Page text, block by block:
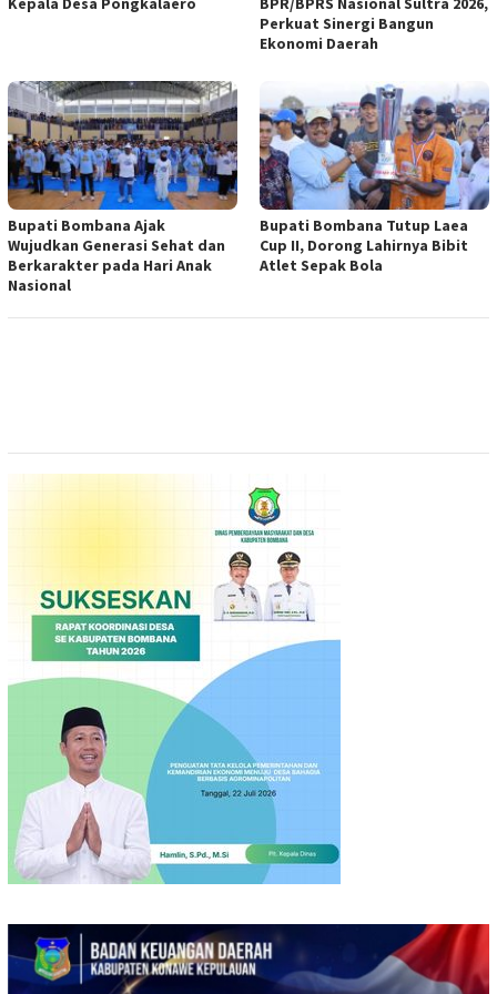
Perkuat Sinergi Bangun
Ekonomi Daerah
Bupati Bombana Ajak
Wujudkan Generasi Sehat dan
Berkarakter pada Hari Anak
Nasional
Bupati Bombana Tutup Laea
Cup II, Dorong Lahirnya Bibit
Atlet Sepak Bola